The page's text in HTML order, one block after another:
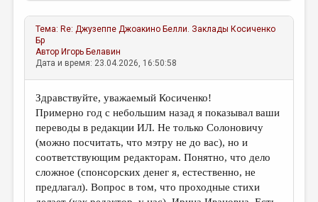
Тема: Re: Джузеппе Джоакино Белли. Заклады Косиченко
Бр
Автор Игорь Белавин
Дата и время: 23.04.2026, 16:50:58
Здравствуйте, уважаемый Косиченко!
Примерно год с небольшим назад я показывал ваши
переводы в редакции ИЛ. Не только Солоновичу
(можно посчитать, что мэтру не до вас), но и
соответствующим редакторам. Понятно, что дело
сложное (спонсорских денег я, естественно, не
предлагал). Вопрос в том, что проходные стихи